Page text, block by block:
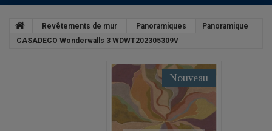
Revêtements de mur Panoramiques
Panoramique
CASADECO Wonderwalls 3 WDWT202305309V
Nouveau